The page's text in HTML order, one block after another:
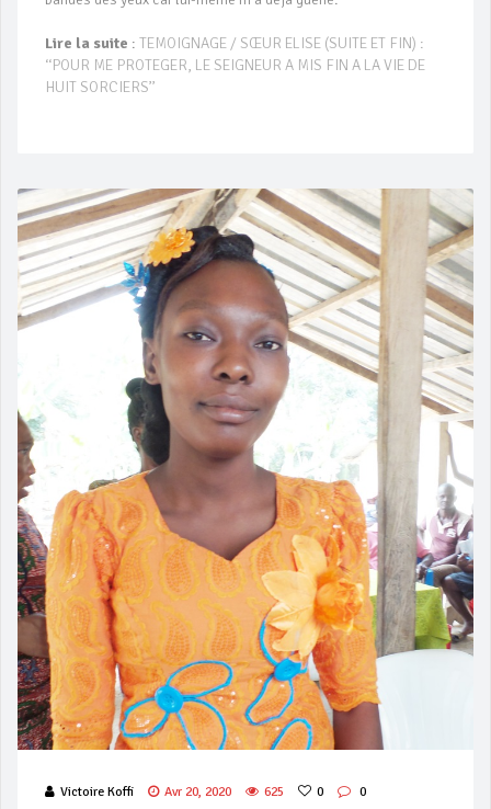
Lire la suite : TEMOIGNAGE / SŒUR ELISE (SUITE ET FIN) :
‘‘POUR ME PROTEGER, LE SEIGNEUR A MIS FIN A LA VIE DE
HUIT SORCIERS’’
Victoire Koffi Avr 20, 2020 625 0 0